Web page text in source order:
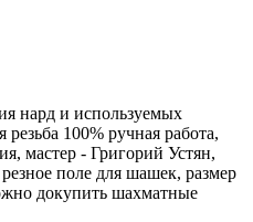
нард и используемых
резьба 100% ручная работа,
мастер - Григорий Устян,
поле для шашек, размер
докупить шахматные